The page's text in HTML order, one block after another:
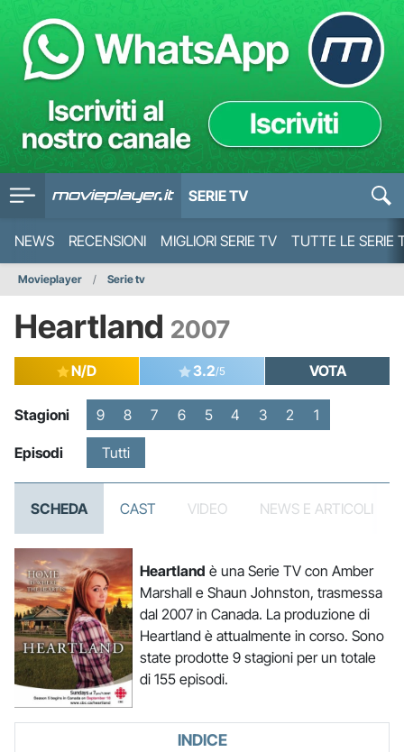
SERIE TV
NEWS RECENSIONI MIGLIORI SERIE TV TUTTE LE SERIE
Movieplayer Serie tv
Heartland 2007
N/D 3.2/5 VOTA
Stagioni 9 8 7 6 5 4 3 2 1
Episodi Tutti
SCHEDA CAST VIDEO NEWS E ARTICOLI
Heartland è una Serie TV con Amber
Marshall e Shaun Johnston, trasmessa
dal 2007 in Canada. La produzione di
Heartland è attualmente in corso. Sono
state prodotte 9 stagioni per un totale
di 155 episodi.
INDICE